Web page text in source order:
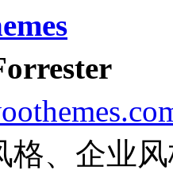
格、企业